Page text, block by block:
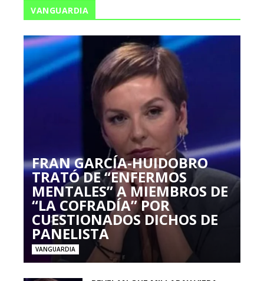
VANGUARDIA
FRAN GARCÍA-HUIDOBRO
TRATÓ DE “ENFERMOS
MENTALES” A MIEMBROS DE
“LA COFRADÍA” POR
CUESTIONADOS DICHOS DE
PANELISTA
VANGUARDIA